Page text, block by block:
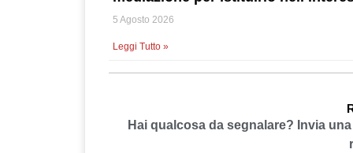
5 Agosto 2026
Leggi Tutto »
Hai qualcosa da segnalare? Invia